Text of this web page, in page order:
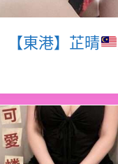
【東港】芷晴